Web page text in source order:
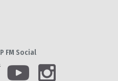
FM Social